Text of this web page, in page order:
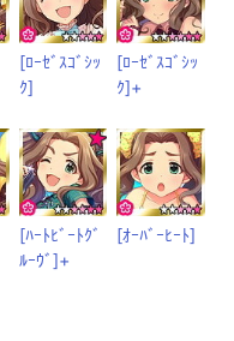
[ﾛｰｾﾞｽｺﾞｼｯ
ｸ]
[ﾛｰｾﾞｽｺﾞｼｯ
ｸ]+
[ﾊｰﾄﾋﾞｰﾄｸﾞ
ﾙｰｳﾞ]+
[ｵｰﾊﾞｰﾋｰﾄ]